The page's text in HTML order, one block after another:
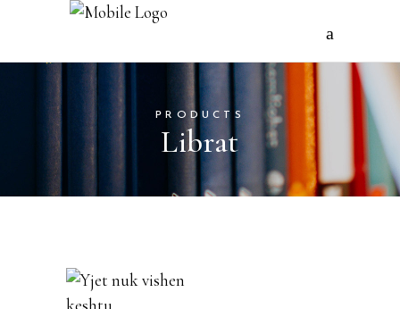
PRODUCTS
Librat